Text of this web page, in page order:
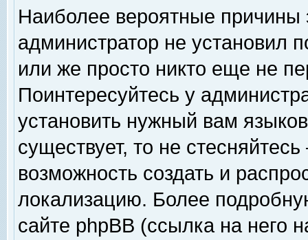
Наиболее вероятные причины
администратор не установил
или же просто никто еще не
Поинтересуйтесь у
установить нужный вам
существует, то не
возможность создать и
локализацию. Более
сайте phpBB (ссылка на него